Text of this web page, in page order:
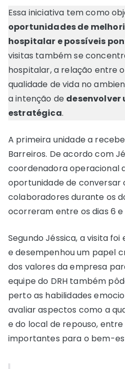
Essa iniciativa tem como
oportunidades de
hospitalar e possíveis
visitas também se
hospitalar, a relação entre
qualidade de vida no
a intenção de desenvolver
estratégica.
A primeira unidade a
Barreiros. De acordo com
coordenadora operacional
oportunidade de conversar
colaboradores durante os
ocorreram entre os dias 6 e
Segundo Jéssica, a visita
e desempenhou um papel
dos valores da empresa
equipe do DRH também
perto as habilidades
avaliar aspectos como a
e do local de repouso,
importantes para o bem-